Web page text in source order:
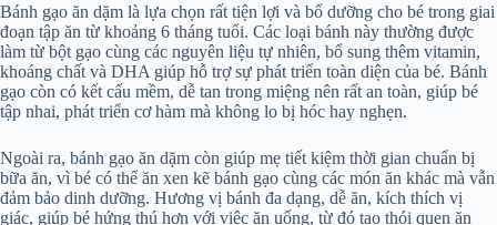
Bánh gạo ăn dặm là lựa chọn rất tiện lợi và bổ dưỡng cho bé trong giai
đoạn tập ăn từ khoảng 6 tháng tuổi. Các loại bánh này thường được
làm từ bột gạo cùng các nguyên liệu tự nhiên, bổ sung thêm vitamin,
khoáng chất và DHA giúp hỗ trợ sự phát triển toàn diện của bé. Bánh
gạo còn có kết cấu mềm, dễ tan trong miệng nên rất an toàn, giúp bé
tập nhai, phát triển cơ hàm mà không lo bị hóc hay nghẹn.
Ngoài ra, bánh gạo ăn dặm còn giúp mẹ tiết kiệm thời gian chuẩn bị
bữa ăn, vì bé có thể ăn xen kẽ bánh gạo cùng các món ăn khác mà vẫn
đảm bảo dinh dưỡng. Hương vị bánh đa dạng, dễ ăn, kích thích vị
giác, giúp bé hứng thú hơn với việc ăn uống, từ đó tạo thói quen ăn